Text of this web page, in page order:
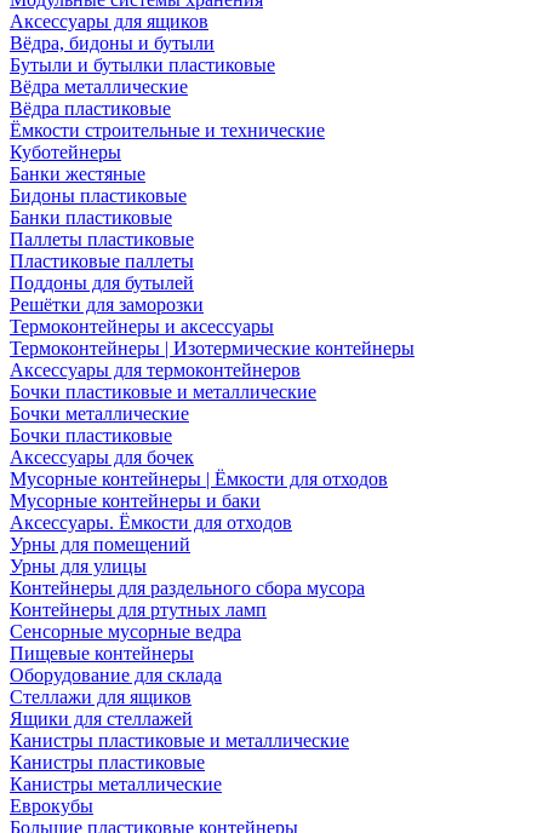
Аксессуары для ящиков
Вёдра, бидоны и бутыли
Бутыли и бутылки пластиковые
Вёдра металлические
Вёдра пластиковые
Ёмкости строительные и технические
Куботейнеры
Банки жестяные
Бидоны пластиковые
Банки пластиковые
Паллеты пластиковые
Пластиковые паллеты
Поддоны для бутылей
Решётки для заморозки
Термоконтейнеры и аксессуары
Термоконтейнеры | Изотермические контейнеры
Аксессуары для термоконтейнеров
Бочки пластиковые и металлические
Бочки металлические
Бочки пластиковые
Аксессуары для бочек
Мусорные контейнеры | Ёмкости для отходов
Мусорные контейнеры и баки
Аксессуары. Ёмкости для отходов
Урны для помещений
Урны для улицы
Контейнеры для раздельного сбора мусора
Контейнеры для ртутных ламп
Сенсорные мусорные ведра
Пищевые контейнеры
Оборудование для склада
Стеллажи для ящиков
Ящики для стеллажей
Канистры пластиковые и металлические
Канистры пластиковые
Канистры металлические
Еврокубы
Большие пластиковые контейнеры